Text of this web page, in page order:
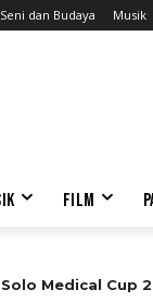
Seni dan Budaya Musik
FILM
Medical Cup